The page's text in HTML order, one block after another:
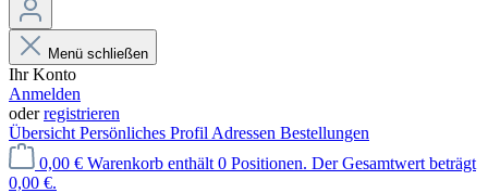
Menü schließen
Ihr Konto
Anmelden
oderregistrieren
Übersicht Persönliches Profil Adressen Bestellungen
0,00 € Warenkorb enthält 0 Positionen. Der Gesamtwert beträgt
0,00 €.